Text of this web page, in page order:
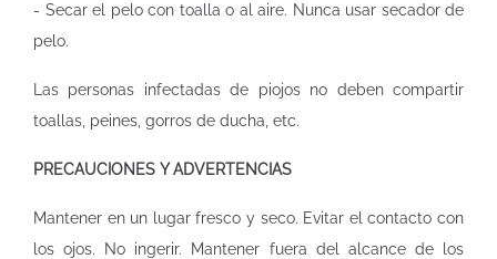
- Secar el pelo con toalla o al aire. Nunca usar secador de
pelo.
Las personas infectadas de piojos no deben compartir
toallas, peines, gorros de ducha, etc.
PRECAUCIONES Y ADVERTENCIAS
Mantener en un lugar fresco y seco. Evitar el contacto con
los ojos. No ingerir. Mantener fuera del alcance de los